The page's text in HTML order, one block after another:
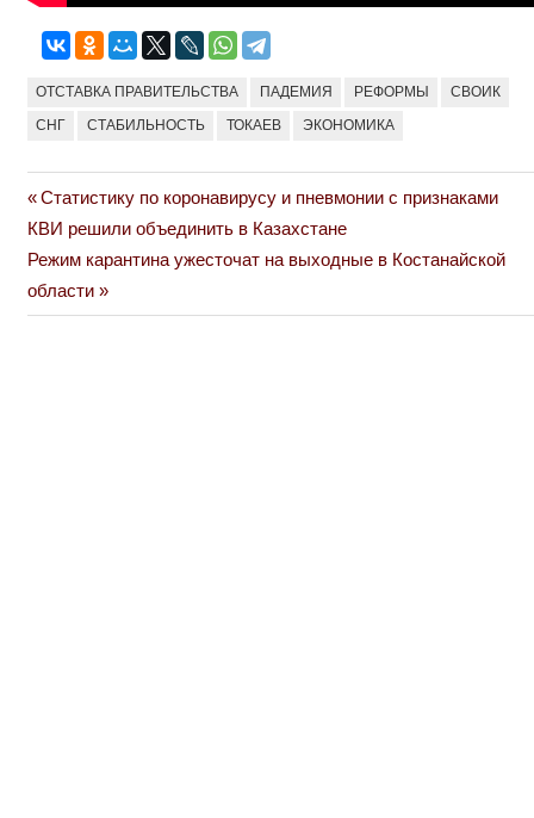
ОТСТАВКА ПРАВИТЕЛЬСТВА ПАДЕМИЯ РЕФОРМЫ СВОИК
СНГ СТАБИЛЬНОСТЬ ТОКАЕВ ЭКОНОМИКА
Навигация
по
записям
Previous
Post:
Статистику по коронавирусу и пневмонии с признаками
КВИ решили объединить в Казахстане
Next
Post:
Режим карантина ужесточат на выходные в Костанайской
области